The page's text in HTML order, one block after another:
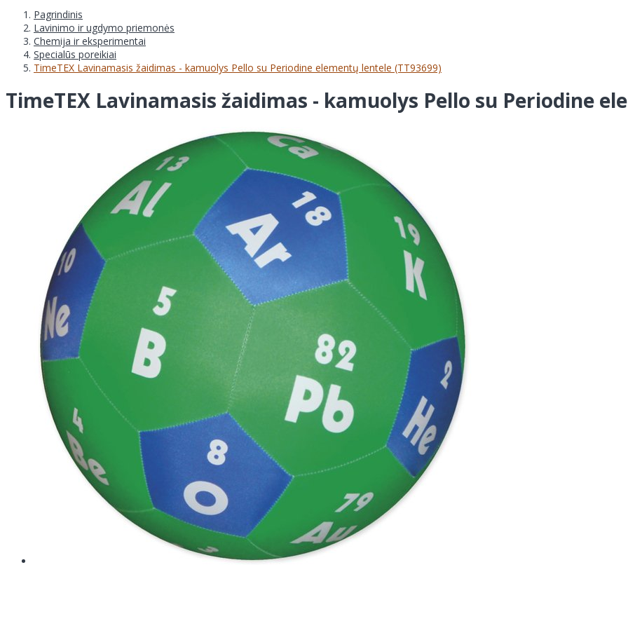
Pagrindinis
Lavinimo ir ugdymo priemonės
Chemija ir eksperimentai
Specialūs poreikiai
TimeTEX Lavinamasis žaidimas - kamuolys Pello su Periodine elementų lentele (TT93699)
TimeTEX Lavinamasis žaidimas - kamuolys Pello su Periodine